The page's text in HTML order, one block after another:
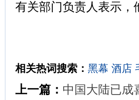
有关部门负责人表示，
相关热词搜索： 黑幕 酒店
上一篇： 中国大陆已成